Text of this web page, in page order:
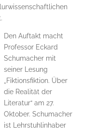
Den Auftakt macht
Professor Eckard
Schumacher mit
seiner Lesung
„Fiktionsfiktion. Über
die Realität der
Literatur“ am 27.
Oktober. Schumacher
ist Lehrstuhlinhaber